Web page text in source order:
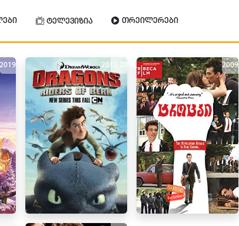
ტელევიზია თრეილერები
2019 2012 ,2014 2009